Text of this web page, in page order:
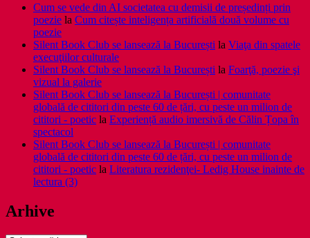
Cum se vede din AI societatea cu demisii de președinți prin
poezie la Cum citește inteligența artificială două volume cu
poezie
Silent Book Club se lansează la București la Viaţa din spatele
execuţiilor culturale
Silent Book Club se lansează la București la Foarţă, poezie şi
vizual la galerie
Silent Book Club se lansează la București | comunitate
globală de cititori din peste 60 de țări, cu peste un milion de
cititori - poetic la Experiență audio imersivă de Călin Țopa în
spectacol
Silent Book Club se lansează la București | comunitate
globală de cititori din peste 60 de țări, cu peste un milion de
cititori - poetic la Literatura rezidenţei- Ledig House inainte de
lectura (3)
Arhive